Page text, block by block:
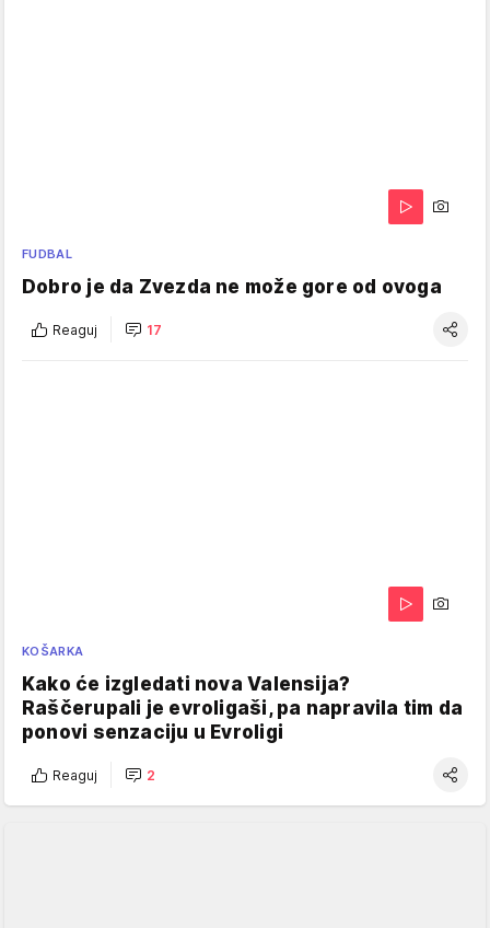
FUDBAL
Dobro je da Zvezda ne može gore od ovoga
Reaguj 17
KOŠARKA
Kako će izgledati nova Valensija?
Raščerupali je evroligaši, pa napravila tim da
ponovi senzaciju u Evroligi
Reaguj 2